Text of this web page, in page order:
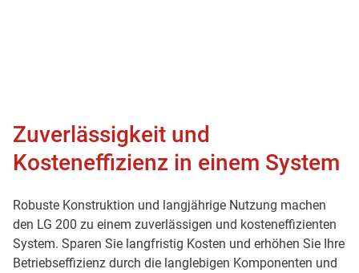
Zuverlässigkeit und
Kosteneffizienz in einem System
Robuste Konstruktion und langjährige Nutzung machen
den LG 200 zu einem zuverlässigen und kosteneffizienten
System. Sparen Sie langfristig Kosten und erhöhen Sie Ihre
Betriebseffizienz durch die langlebigen Komponenten und